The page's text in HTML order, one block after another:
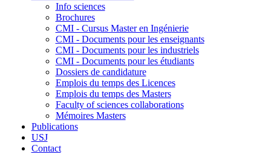
Info sciences
Brochures
CMI - Cursus Master en Ingénierie
CMI - Documents pour les enseignants
CMI - Documents pour les industriels
CMI - Documents pour les étudiants
Dossiers de candidature
Emplois du temps des Licences
Emplois du temps des Masters
Faculty of sciences collaborations
Mémoires Masters
Publications
USJ
Contact